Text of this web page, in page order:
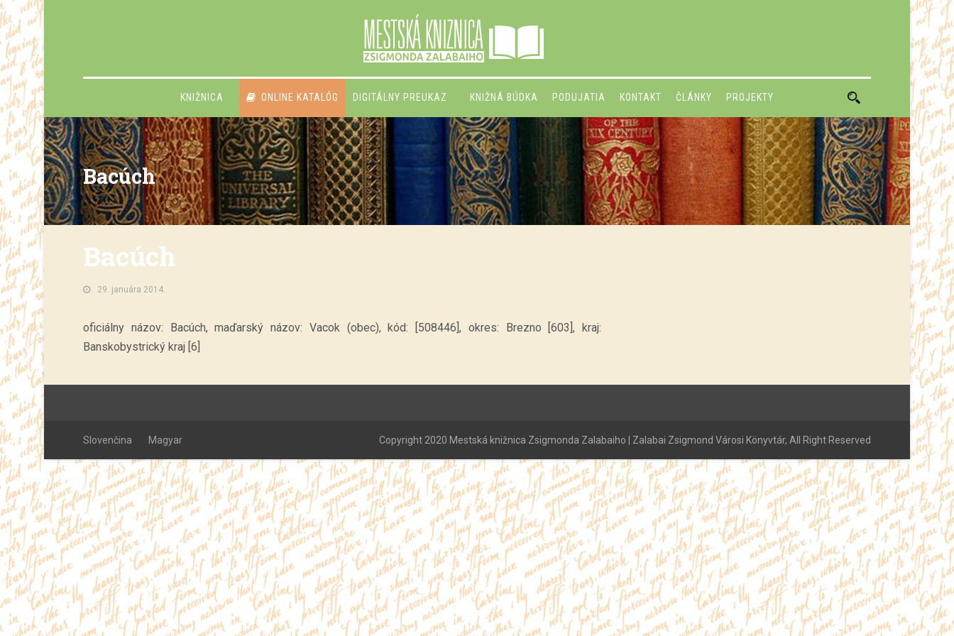
KNIŽNICA ONLINE KATALÓG DIGITÁLNY PREUKAZ KNIŽNÁ BÚDKA PODUJATIA KONTAKT ČLÁNKY PROJEKTY
Bacúch
Bacúch
29. januára 2014.
oficiálny názov: Bacúch, maďarský názov: Vacok (obec), kód: [508446], okres: Brezno [603], kraj:
Banskobystrický kraj [6]
Slovenčina Magyar Copyright 2020 Mestská knižnica Zsigmonda Zalabaiho | Zalabai Zsigmond Városi Könyvtár, All Right Reserved